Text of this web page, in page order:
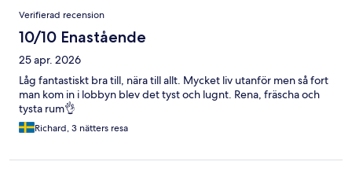
Verifierad recension
10/10 Enastående
25 apr. 2026
Låg fantastiskt bra till, nära till allt. Mycket liv utanför men så fort
man kom in i lobbyn blev det tyst och lugnt. Rena, fräscha och
tysta rum👌
Richard, 3 nätters resa